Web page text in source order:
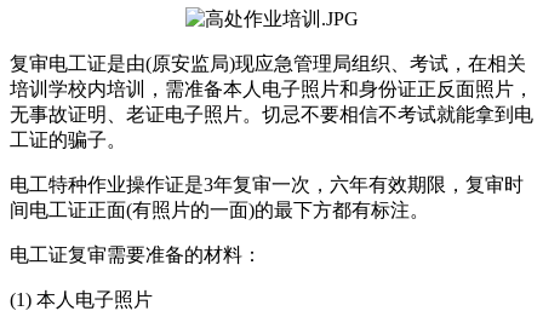
复审电工证是由(原安监局)现应急管理局组织、考试，在相关
培训学校内培训，需准备本人电子照片和身份证正反面照片，
无事故证明、老证电子照片。切忌不要相信不考试就能拿到电
工证的骗子。
电工特种作业操作证是3年复审一次，六年有效期限，复审时
间电工证正面(有照片的一面)的最下方都有标注。
电工证复审需要准备的材料：
(1) 本人电子照片